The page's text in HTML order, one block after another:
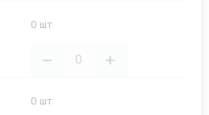
0 шт
0 шт